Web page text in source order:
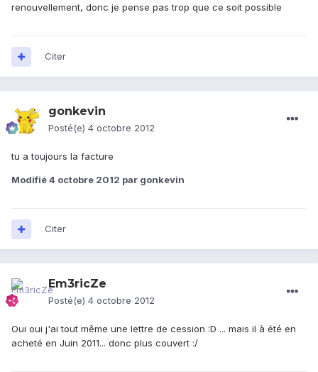
renouvellement, donc je pense pas trop que ce soit possible
Citer
gonkevin
Posté(e) 4 octobre 2012
tu a toujours la facture
Modifié4 octobre 2012 par gonkevin
Citer
Em3ricZe
Posté(e) 4 octobre 2012
Oui oui j'ai tout même une lettre de cession :D ... mais il à été en
acheté en Juin 2011... donc plus couvert :/